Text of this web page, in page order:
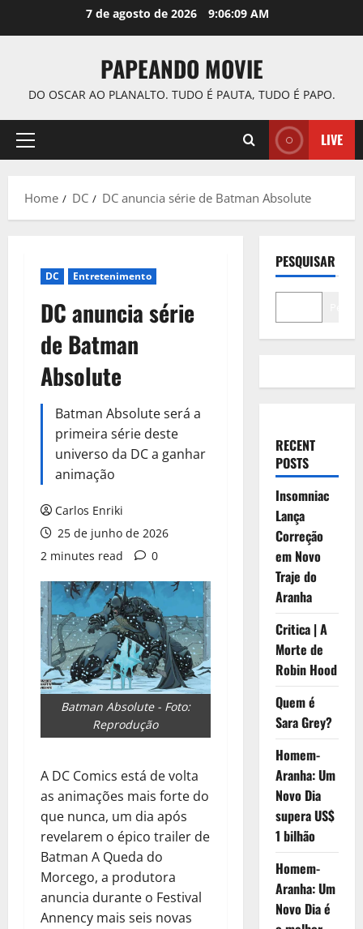
7 de agosto de 2026 9:06:10 AM
PAPEANDO MOVIE
DO OSCAR AO PLANALTO. TUDO É PAUTA, TUDO É PAPO.
Primary
LIVE
Home DC DC anuncia série de Batman Absolute
DC Entretenimento
DC anuncia série
de Batman
Absolute
Batman Absolute será a
primeira série deste
universo da DC a ganhar
animação
Carlos Enriki
25 de junho de 2026
2 minutes read
0
Batman Absolute - Foto:
Reprodução
A DC Comics está de volta
as animações mais forte do
que nunca, um dia após
revelarem o épico trailer de
Batman A Queda do
Morcego, a produtora
anuncia durante o Festival
Annency mais seis novas
PESQUISAR
RECENT
POSTS
Insomniac
Lança
Correção
em Novo
Traje do
Aranha
Critica | A
Morte de
Robin Hood
Quem é
Sara Grey?
Homem-
Aranha: Um
Novo Dia
supera US$
1 bilhão
Homem-
Aranha: Um
Novo Dia é